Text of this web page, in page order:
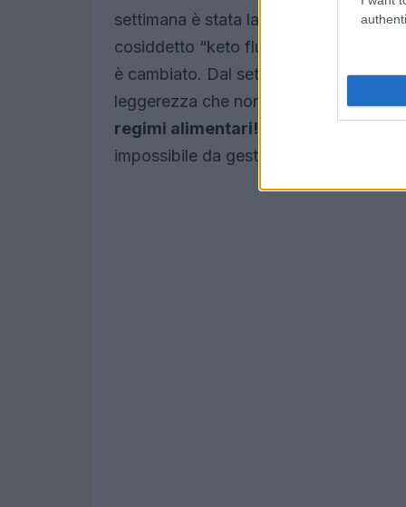
settimana è stata la più dura: ho
cosiddetto “keto flu”, tra cui mal di
è cambiato. Dal settimo giorno, ho
leggerezza che non provavo da
regimi alimentari!
impossibile da gestire.